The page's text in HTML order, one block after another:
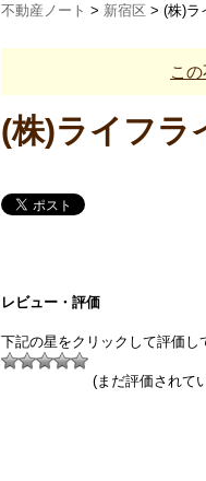
不動産ノート > 新宿区 > (株)ラ
こ
(株)ライフラ
レビュー・評価
下記の星をクリックして評価し
(まだ評価されて